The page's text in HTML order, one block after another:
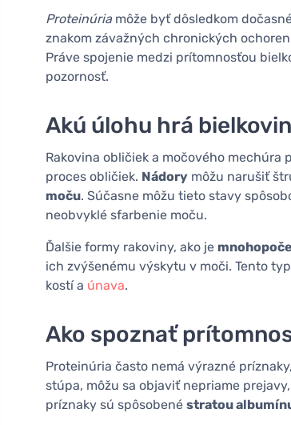
Proteinúriamôže byť dôsledkom
znakom závažných chronických
Práve spojenie medzi prítomnosťou
pozornosť.
Akú úlohu hrá
Rakovina obličiek a močového
proces obličiek. Nádory môžu narušiť
moču. Súčasne môžu tieto stavy
neobvyklé sfarbenie moču.
Ďalšie formy rakoviny, ako je
ich zvýšenému výskytu v moči. Tento
kostí a únava.
Ako spoznať
Proteinúria často nemá výrazné
stúpa, môžu sa objaviť nepriame
príznaky sú spôsobené stratou